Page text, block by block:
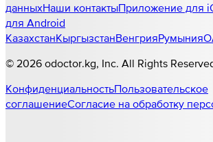
данныхНаши контактыПриложение для
для Android
КазахстанКыргызстанВенгрияРумыния
© 2026 odoctor.kg, Inc. All Rights
КонфиденциальностьПользовательское
соглашениеСогласие на обработку